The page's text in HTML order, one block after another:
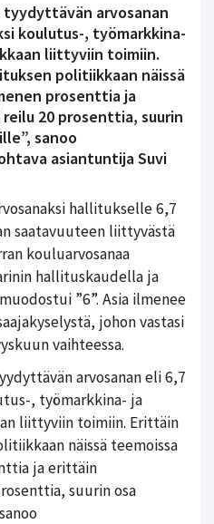
arvosanan
koulutus-, työmarkkina-
liittyviin toimiin.
politiikkaan näissä
prosenttia ja
20 prosenttia, suurin
sanoo
asiantuntija Suvi
hallitukselle 6,7
saatavuuteen liittyvästä
kouluarvosanaa
hallituskaudella ja
”6”. Asia ilmenee
johon vastasi
vaihteessa.
arvosanan eli 6,7
, työmarkkina- ja
liittyviin toimiin. Erittäin
näissä teemoissa
ja erittäin
suurin osa